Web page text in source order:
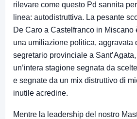
rilevare come questo Pd sannita
linea: autodistruttiva. La pesante
De Caro a Castelfranco in Miscano
una umiliazione politica, aggravata
segretario provinciale a
un’intera stagione segnata da
e segnate da un mix distruttivo di
inutile acredine.
Mentre la leadership del nostro